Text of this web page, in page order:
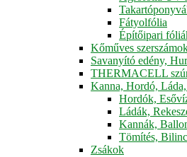
Fátyolfólia
Építőipari
Kőműves
Savanyító edény,
THERMACELL
Kanna, Hordó,
Hordók,
Ládák,
Kannák,
Tömítés,
Zsákok